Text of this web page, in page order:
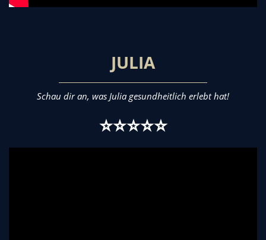
JULIA
Schau dir an, was Julia gesundheitlich erlebt hat!
⭐⭐⭐⭐⭐